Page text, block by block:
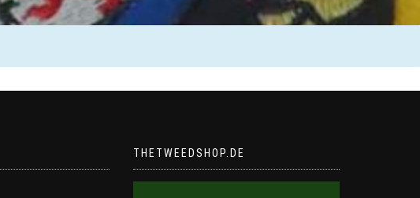
THETWEEDSHOP.DE